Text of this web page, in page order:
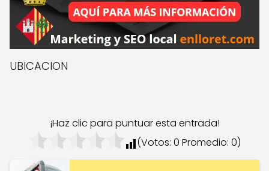
UBICACION
¡Haz clic para puntuar esta entrada!
(Votos: 0 Promedio: 0)